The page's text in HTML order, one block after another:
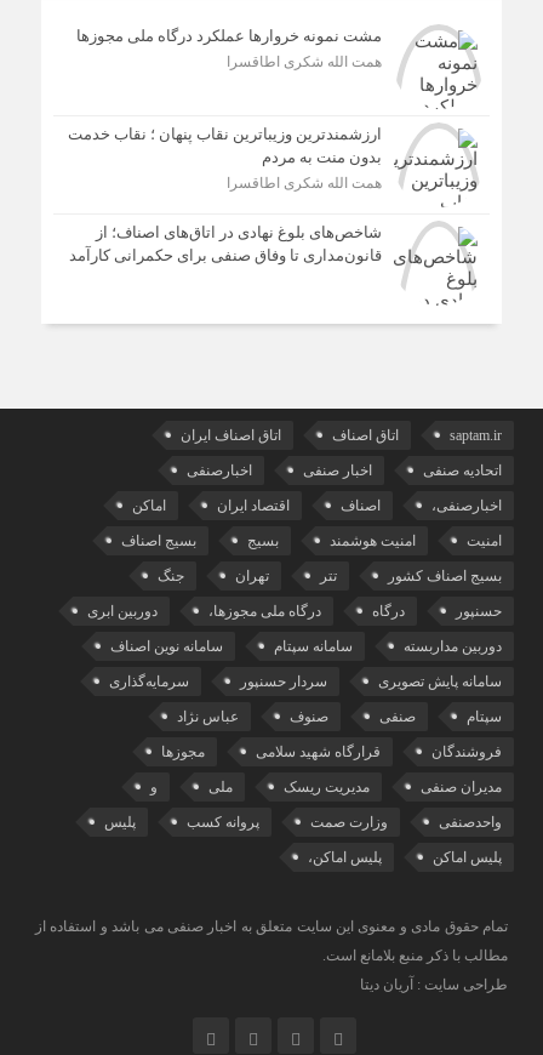
مشت نمونه خروارها عملکرد درگاه ملی مجوزها
همت الله شکری اطاقسرا
ارزشمندترین وزیباترین نقاب پنهان ؛ نقاب خدمت
بدون منت به مردم
همت الله شکری اطاقسرا
شاخص‌های بلوغ نهادی در اتاق‌های اصناف؛ از
قانون‌مداری تا وفاق صنفی برای حکمرانی کارآمد
saptam.ir اتاق اصناف اتاق اصناف ایران
اتحادیه صنفی اخبار صنفی اخبارصنفی
اخبارصنفی، اصناف اقتصاد ایران اماکن
امنیت امنیت هوشمند بسیج بسیج اصناف
بسیج اصناف کشور تتر تهران جنگ
حسنپور درگاه درگاه ملی مجوزها، دوربین ابری
دوربین مداربسته سامانه سپتام سامانه نوین اصناف
سامانه پایش تصویری سردار حسنپور سرمایه‌گذاری
سپتام صنفی صنوف عباس نژاد
فروشندگان قرارگاه شهید سلامی مجوزها
مدیران صنفی مدیریت ریسک ملی و
واحدصنفی وزارت صمت پروانه کسب پلیس
پلیس اماکن پلیس اماکن،
تمام حقوق مادی و معنوی این سایت متعلق به اخبار صنفی می باشد و استفاده از
مطالب با ذکر منبع بلامانع است.
طراحی سایت : آریان دیتا